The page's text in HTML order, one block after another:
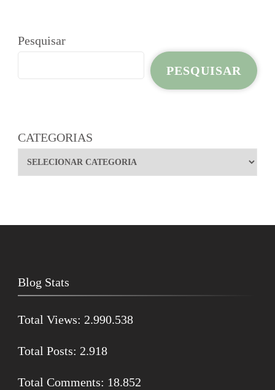
Pesquisar
PESQUISAR
CATEGORIAS
Blog Stats
Total Views: 2.990.538
Total Posts: 2.918
Total Comments: 18.852